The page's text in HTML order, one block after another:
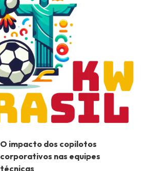
O impacto dos copilotos
corporativos nas equipes
técnicas